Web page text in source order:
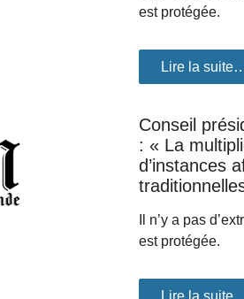
est protégée.
Lire la
Conseil
: « La
d’instances
Il n’y a pas
est protégée.
Lire la suite…